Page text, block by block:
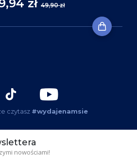
zł 49,90 zł
czytasz #wydajenamsie
nowościami!